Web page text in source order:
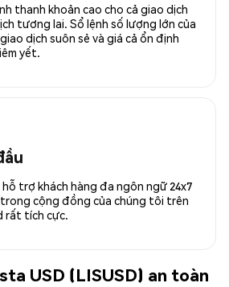
thanh khoản cao cho cả giao dịch
tương lai. Sổ lệnh số lượng lớn của
dịch suôn sẻ và giá cả ổn định
yết.
trợ khách hàng đa ngôn ngữ 24x7
cộng đồng của chúng tôi trên
rất tích cực.
USD (LISUSD) an toàn